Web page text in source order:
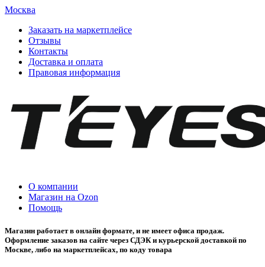
Москва
Заказать на маркетплейсе
Отзывы
Контакты
Доставка и оплата
Правовая информация
О компании
Магазин на Ozon
Помощь
Магазин работает в онлайн формате, и не имеет офиса продаж.
Оформление заказов на сайте через СДЭК и курьерской доставкой по
Москве, либо на маркетплейсах, по коду товара